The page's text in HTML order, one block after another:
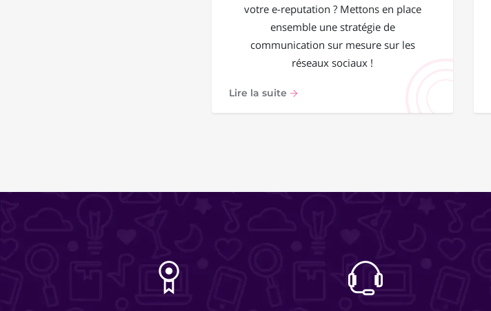
votre e-reputation ? Mettons en place
ensemble une stratégie de
communication sur mesure sur les
réseaux sociaux !
Lire la suite